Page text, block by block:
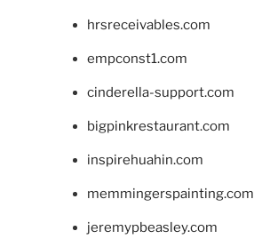
hrsreceivables.com
empconst1.com
cinderella-support.com
bigpinkrestaurant.com
inspirehuahin.com
memmingerspainting.com
jeremypbeasley.com